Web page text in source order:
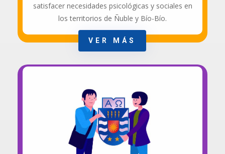
satisfacer necesidades psicológicas y sociales en
los territorios de Ñuble y Bío-Bío.
VER MÁS